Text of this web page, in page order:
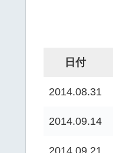
日付
2014.08.31
2014.09.14